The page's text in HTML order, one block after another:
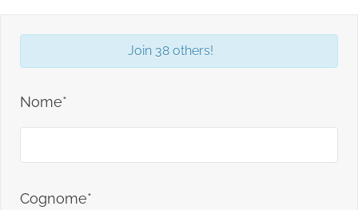
Join 38 others!
Nome*
Cognome*